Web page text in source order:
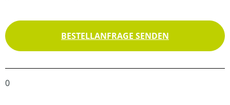
BESTELLANFRAGE SENDEN
0